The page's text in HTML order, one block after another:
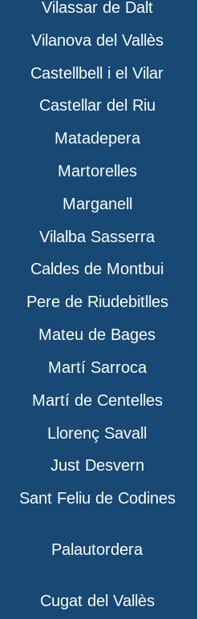
Vilassar de Dalt
Vilanova del Vallès
Castellbell i el Vilar
Castellar del Riu
Matadepera
Martorelles
Marganell
Vilalba Sasserra
Caldes de Montbui
Pere de Riudebitlles
Mateu de Bages
Martí Sarroca
Martí de Centelles
Llorenç Savall
Just Desvern
Sant Feliu de Codines
Palautordera
Cugat del Vallès